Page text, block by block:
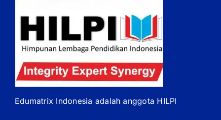
Edumatrix Indonesia adalah anggota HILPI